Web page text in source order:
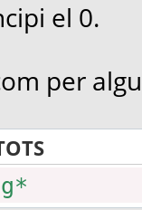
el 0.
per